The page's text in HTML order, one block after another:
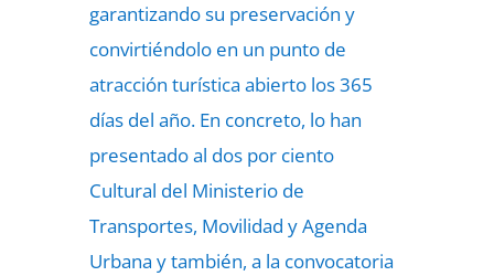
garantizando su preservación y
convirtiéndolo en un punto de
atracción turística abierto los 365
días del año. En concreto, lo han
presentado al dos por ciento
Cultural del Ministerio de
Transportes, Movilidad y Agenda
Urbana y también, a la convocatoria